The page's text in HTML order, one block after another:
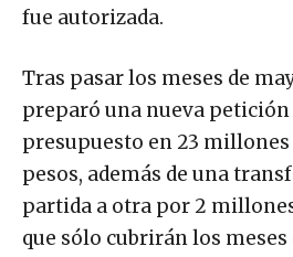
fue autorizada.
Tras pasar los meses de
preparó una nueva
presupuesto en 23 millones
pesos, además de una
partida a otra por 2
que sólo cubrirán los